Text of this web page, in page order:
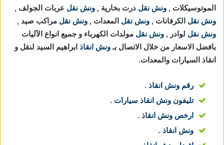
الموتوسيكلات , ونش نقل درت بخارية , ونش نقل عربات الجولف ,
ونش نقل الكرفانات , ونش نقل المعدات , ونش نقل مراكب صيد ,
ونش نقل لوادر , ونش نقل مولدات الكهرباء و جميع انواع الآليات
بافضل الاسعار من خلال الاتصال بـونش انقاذ ابراهيم السيد لنقل و
انقاذ السيارات والمعدات.
رقم ونش انقاذ .
تليفون ونش انقاذ سيارات .
ارخص ونش انقاذ .
ونش انقاذ .